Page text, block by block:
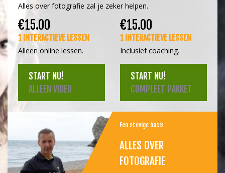
Een stevige basis
ALLES OVER
FOTOGRAFIE
Alles over fotografie zal je zeker helpen.
€15.00
1 INTERACTIEVE LESSEN
Alleen online lessen.
START NU!
ALLEEN VIDEO
€15.00
1 INTERACTIEVE LESSEN
Inclusief coaching.
START NU!
COMPLEET PAKKET